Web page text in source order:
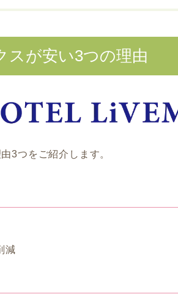
スが安い3つの理由
3つをご紹介します。
減